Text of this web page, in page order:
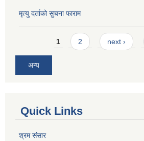
मृत्यु दर्ताको सुचना फाराम
Pages1 2 next ›
अन्य
Quick Links
श्रम संसार